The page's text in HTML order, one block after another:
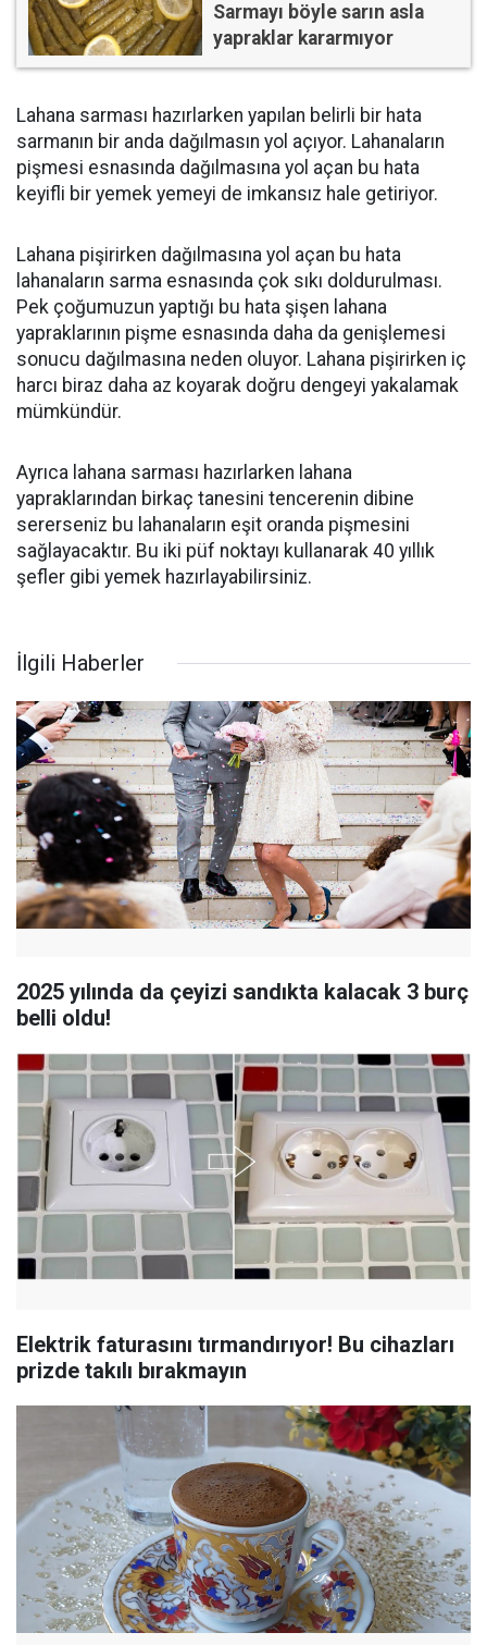
Sarmayı böyle sarın asla
yapraklar kararmıyor
Lahana sarması hazırlarken yapılan belirli bir hata
sarmanın bir anda dağılmasın yol açıyor. Lahanaların
pişmesi esnasında dağılmasına yol açan bu hata
keyifli bir yemek yemeyi de imkansız hale getiriyor.
Lahana pişirirken dağılmasına yol açan bu hata
lahanaların sarma esnasında çok sıkı doldurulması.
Pek çoğumuzun yaptığı bu hata şişen lahana
yapraklarının pişme esnasında daha da genişlemesi
sonucu dağılmasına neden oluyor. Lahana pişirirken iç
harcı biraz daha az koyarak doğru dengeyi yakalamak
mümkündür.
Ayrıca lahana sarması hazırlarken lahana
yapraklarından birkaç tanesini tencerenin dibine
sererseniz bu lahanaların eşit oranda pişmesini
sağlayacaktır. Bu iki püf noktayı kullanarak 40 yıllık
şefler gibi yemek hazırlayabilirsiniz.
İlgili Haberler
2025 yılında da çeyizi sandıkta kalacak 3 burç
belli oldu!
Elektrik faturasını tırmandırıyor! Bu cihazları
prizde takılı bırakmayın